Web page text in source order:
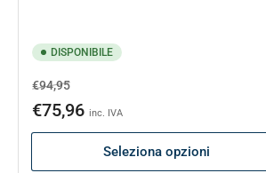
DISPONIBILE
Prezzo
di
€94,95Prezzo
scontato
€75,96 inc. IVA
Seleziona opzioni